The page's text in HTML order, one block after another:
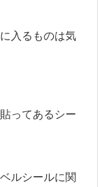
入るものは気
ってあるシー
ルシールに関